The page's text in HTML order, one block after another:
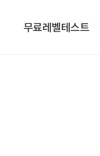
무료레벨테스트